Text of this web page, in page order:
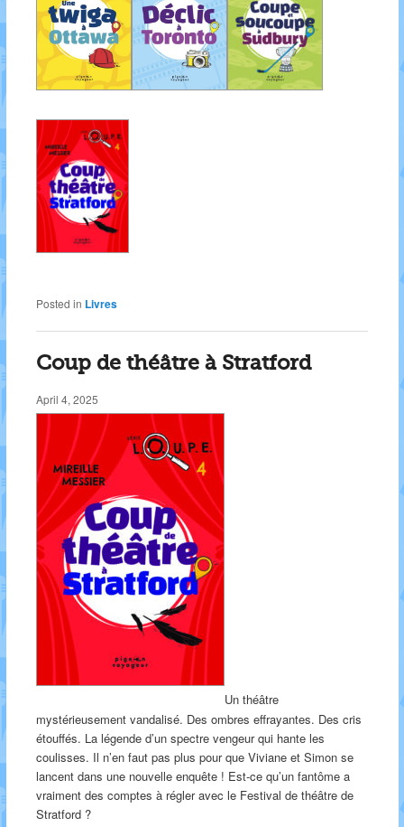
Posted in Livres
Coup de théâtre à Stratford
April 4, 2025
Un théâtre
mystérieusement vandalisé. Des ombres effrayantes. Des cris
étouffés. La légende d’un spectre vengeur qui hante les
coulisses. Il n’en faut pas plus pour que Viviane et Simon se
lancent dans une nouvelle enquête ! Est-ce qu’un fantôme a
vraiment des comptes à régler avec le Festival de théâtre de
Stratford ?